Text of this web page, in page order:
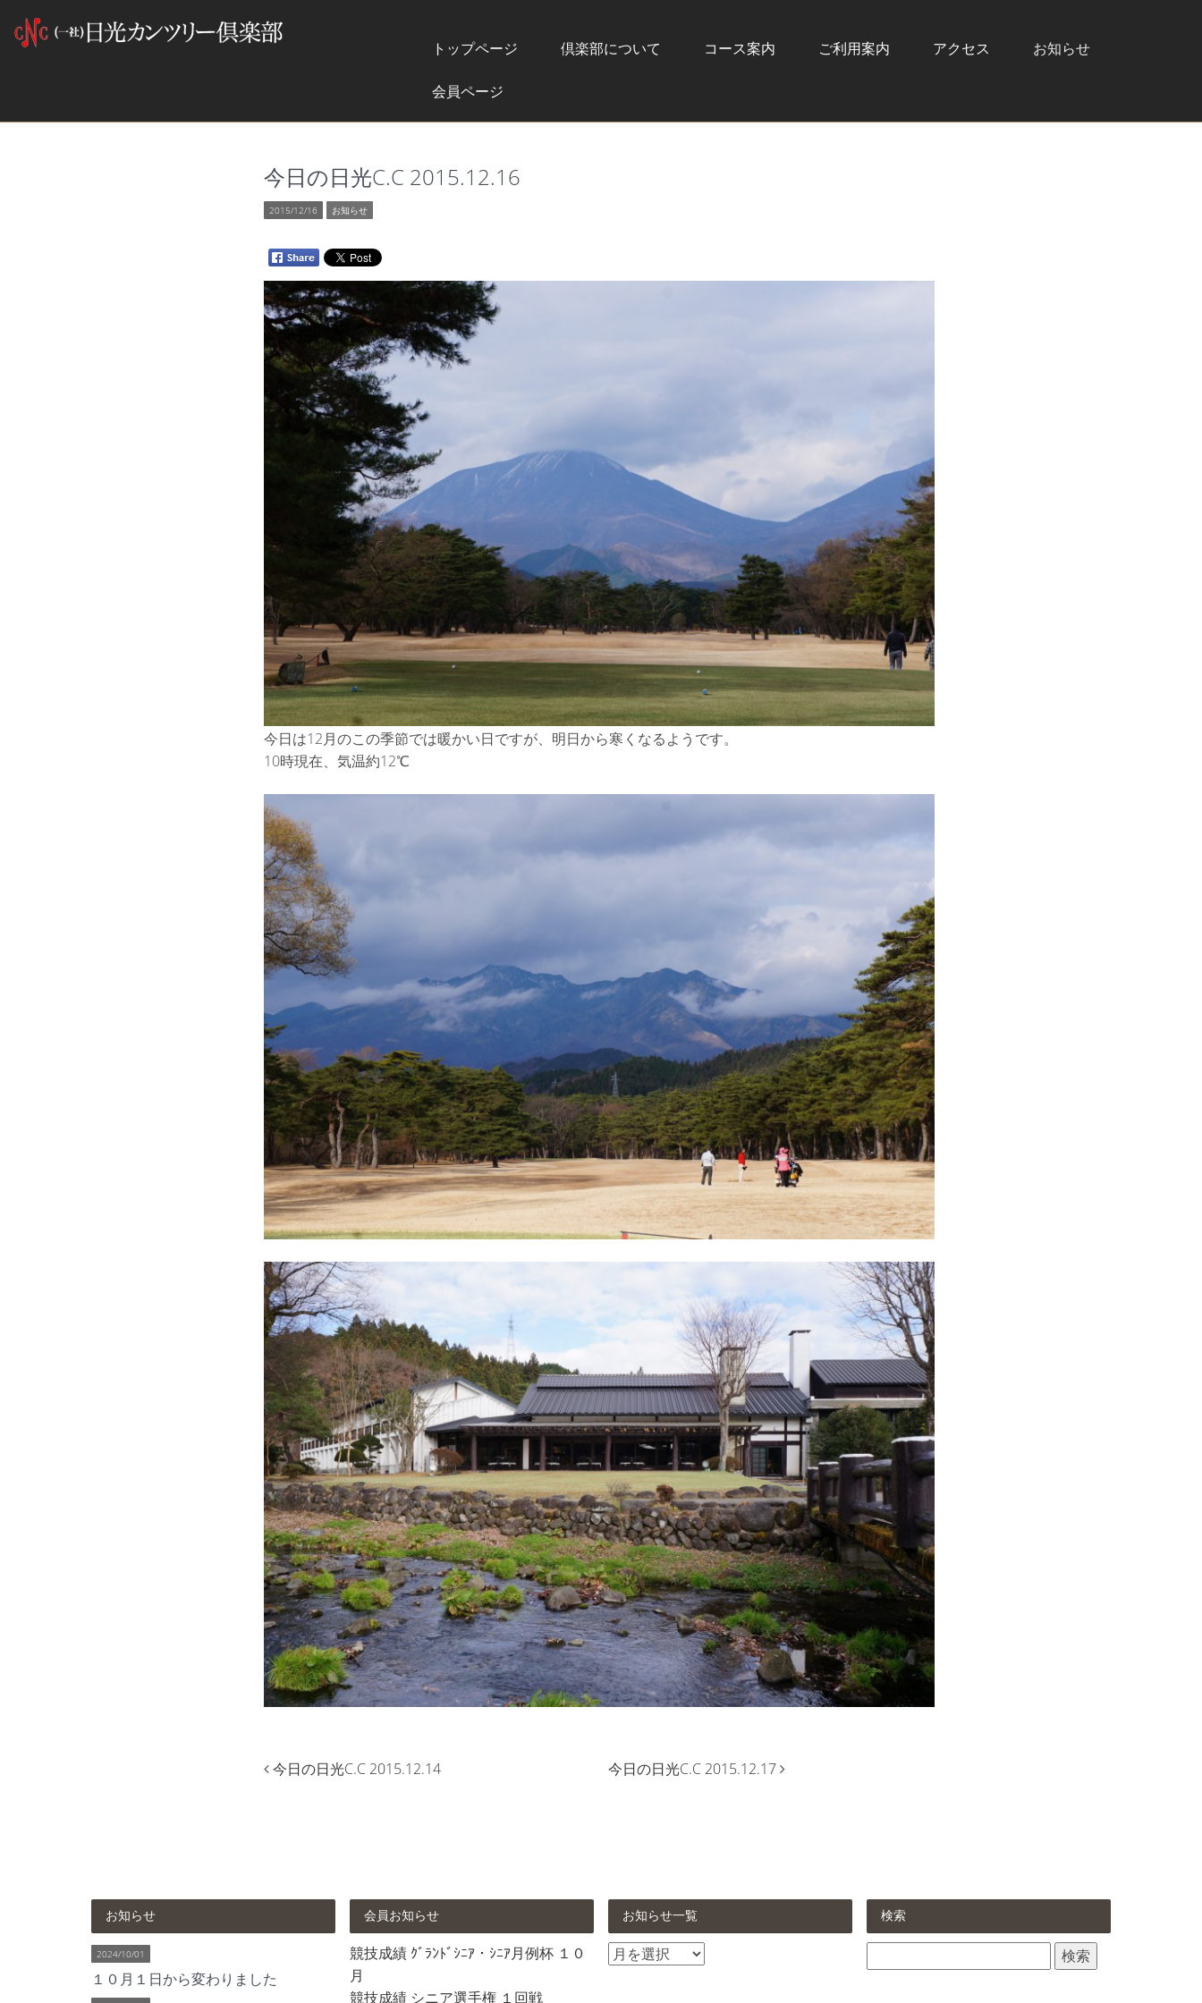
トップページ 倶楽部について コース案内 ご利用案内 アクセス お知らせ
会員ページ
今日の日光C.C 2015.12.16
2015/12/16 お知らせ
今日は12月のこの季節では暖かい日ですが、明日から寒くなるようです。
10時現在、気温約12℃
今日の日光C.C 2015.12.14 今日の日光C.C 2015.12.17
お知らせ
2024/10/01
１０月１日から変わりました
会員お知らせ
競技成績 ｸﾞﾗﾝﾄﾞｼﾆｱ・ｼﾆｱ月例杯 １０
月
競技成績 シニア選手権 １回戦
お知らせ一覧
お
検索
索: